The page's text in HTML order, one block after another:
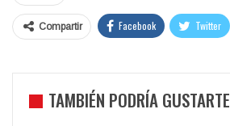
Compartir Facebook Twitter
TAMBIÉN PODRÍA GUSTARTE